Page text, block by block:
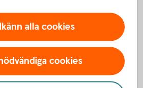
sparbelopp om 10 år
019 kr
är +52 019 kr.
alla cookies
cookies